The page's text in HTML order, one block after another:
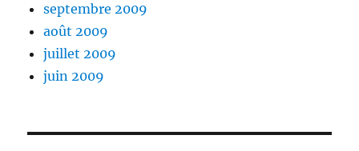
septembre 2009
août 2009
juillet 2009
juin 2009